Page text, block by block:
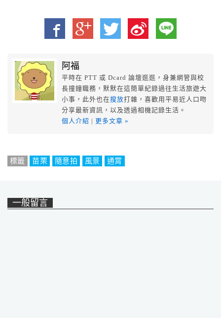
阿福
平時在 PTT 或 Dcard 論壇逛逛，身兼網管與校
長撞鐘職務，默默在這簡單紀錄過往生活旅遊大
小事，此外也在搜放打雜，喜歡用平易近人口吻
分享最新資訊，以及透過相機記錄生活。
個人介紹 | 更多文章 »
標籤 苗栗 隨意拍 風景 通霄
一般留言